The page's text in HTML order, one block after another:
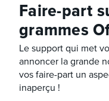
Faire-part
grammes
Le support qui met
annoncer la grande
vos faire-part un
inaperçu !